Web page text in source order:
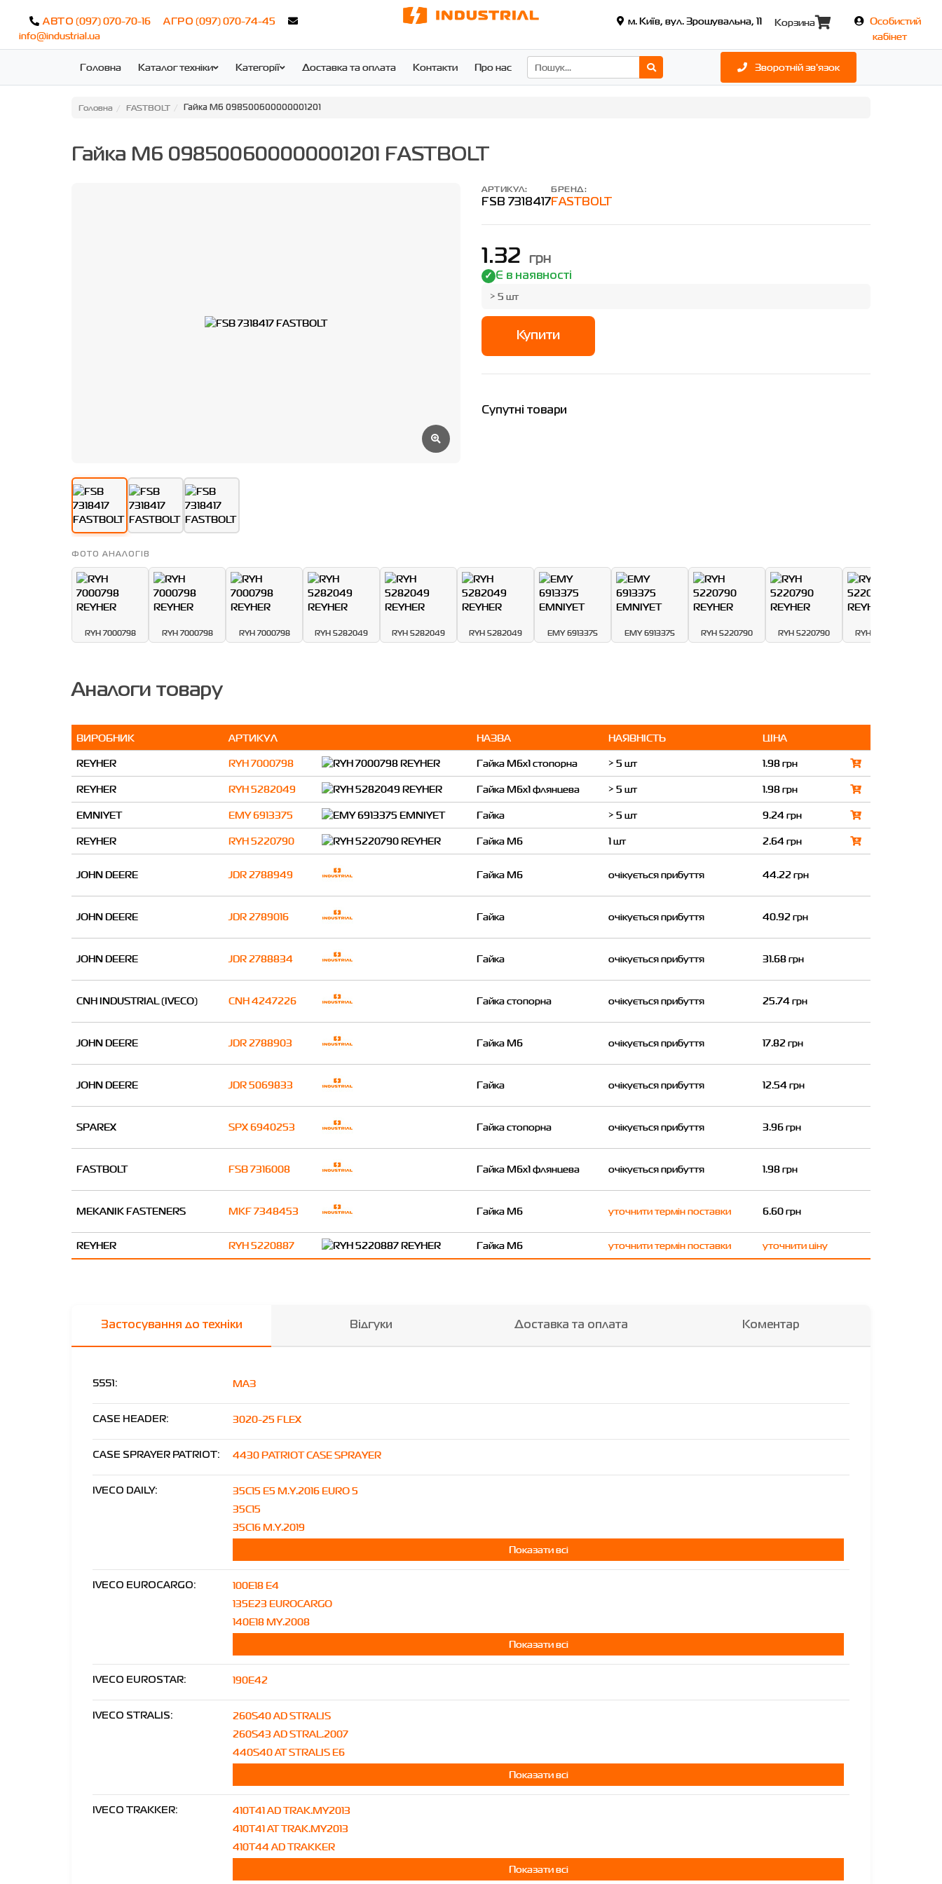
АВТО (097) 070-70-16 АГРО (097) 070-74-45
info@industrial.ua
м. Київ, вул. Зрошувальна, 11 Корзина
Особистий
кабінет
Головна Каталог техніки Категорії Доставка та оплата Контакти Про нас Зворотній зв'язок
Головна FASTBOLT Гайка M6 098500600000001201
Гайка M6 098500600000001201 FASTBOLT
АРТИКУЛ:
FSB 7318417
БРЕНД:
FASTBOLT
1.32 грн
Є в наявності
> 5 шт
Купити
Супутні товари
ФОТО АНАЛОГІВ
RYH 7000798 RYH 7000798 RYH 7000798 RYH 5282049 RYH 5282049 RYH 5282049 EMY 6913375 EMY 6913375 RYH 5220790 RYH 5220790 RYH 5220790
Аналоги товару
ВИРОБНИК АРТИКУЛ НАЗВА НАЯВНІСТЬ
ЦІНА
REYHER
RYH 7000798 Гайка M6x1 стопорна > 5 шт
1.98 грн
REYHER
RYH 5282049 Гайка M6x1 флянцева > 5 шт
1.98 грн
EMNIYET
EMY 6913375 Гайка > 5 шт
9.24 грн
REYHER
RYH 5220790 Гайка M6 1 шт 2.64 грн
JOHN DEERE JDR 2788949 Гайка М6 очікується прибуття 44.22 грн
JOHN DEERE JDR 2789016 Гайка очікується прибуття 40.92 грн
JOHN DEERE JDR 2788834 Гайка очікується прибуття 31.68 грн
CNH INDUSTRIAL (IVECO) CNH 4247226 Гайка стопорна очікується прибуття 25.74 грн
JOHN DEERE JDR 2788903 Гайка М6 очікується прибуття 17.82 грн
JOHN DEERE JDR 5069833 Гайка очікується прибуття 12.54 грн
SPAREX SPX 6940253 Гайка стопорна очікується прибуття 3.96 грн
FASTBOLT FSB 7316008 Гайка M6x1 флянцева очікується прибуття 1.98 грн
MEKANIK FASTENERS MKF 7348453 Гайка M6 уточнити термін поставки 6.60 грн
REYHER RYH 5220887 Гайка M6 уточнити термін поставки уточнити ціну
Застосування до техніки Відгуки Доставка та оплата Коментар
5551: МАЗ
CASE HEADER: 3020-25 FLEX
CASE SPRAYER PATRIOT: 4430 PATRIOT CASE SPRAYER
IVECO DAILY:
35C15 E5 M.Y.2016 EURO 5
35C15
35C16 M.Y.2019
Показати всі
IVECO EUROCARGO:
100E18 E4
135E23 EUROCARGO
140E18 MY.2008
Показати всі
IVECO EUROSTAR: 190E42
IVECO STRALIS:
260S40 AD STRALIS
260S43 AD STRAL.2007
440S40 AT STRALIS E6
Показати всі
IVECO TRAKKER:
410T41 AD TRAK.MY2013
410T41 AT TRAK.MY2013
410T44 AD TRAKKER
Показати всі